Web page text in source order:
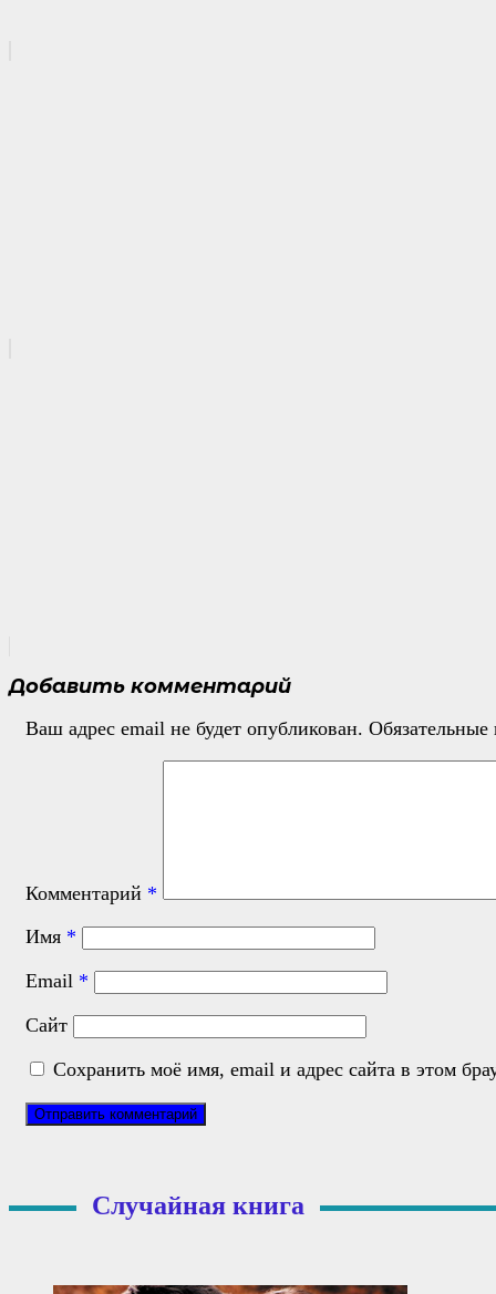
Добавить комментарий
Ваш адрес email не будет опубликован.
Комментарий *
Имя *
Email *
Сайт
Сохранить моё имя, email и адрес сайта в этом
Случайная книга